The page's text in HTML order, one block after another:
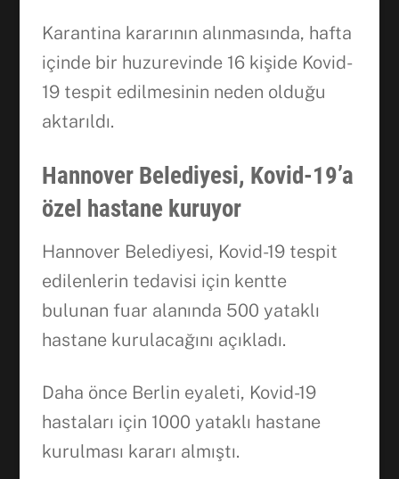
Karantina kararının alınmasında, hafta
içinde bir huzurevinde 16 kişide Kovid-
19 tespit edilmesinin neden olduğu
aktarıldı.
Hannover Belediyesi, Kovid-19’a
özel hastane kuruyor
Hannover Belediyesi, Kovid-19 tespit
edilenlerin tedavisi için kentte
bulunan fuar alanında 500 yataklı
hastane kurulacağını açıkladı.
Daha önce Berlin eyaleti, Kovid-19
hastaları için 1000 yataklı hastane
kurulması kararı almıştı.